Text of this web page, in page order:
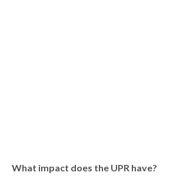
What impact does the UPR have?